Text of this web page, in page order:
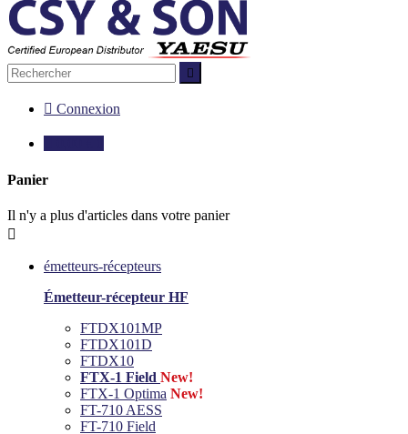

 Connexion
Panier
Il n'y a plus d'articles dans votre panier

émetteurs-récepteurs
Émetteur-récepteur HF
FTDX101MP
FTDX101D
FTDX10
FTX-1 Field New!
FTX-1 Optima New!
FT-710 AESS
FT-710 Field